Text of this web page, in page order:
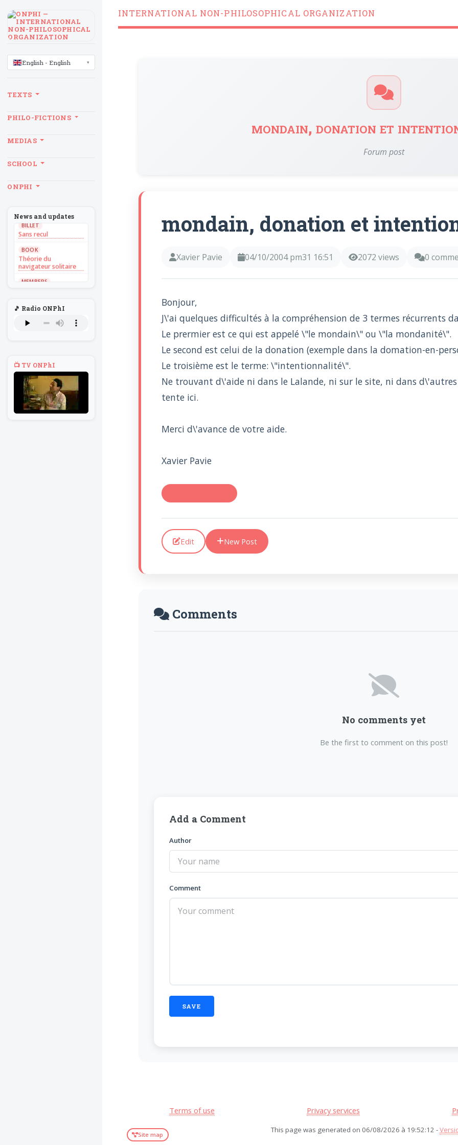
INTERNATIONAL NON-PHILOSOPHICAL ORGANIZATION
mondain, donation et
Forum post
mondain, donation et
Xavier Pavie 04/10/2004 pm31 16:51 2072 views 0
Bonjour,
J\'ai quelques difficultés à la compréhension de 3 termes récurrents
Le prermier est ce qui est appelé \"le mondain\" ou \"la mondanité\".
Le second est celui de la donation (exemple dans la domation-en-
Le troisième est le terme: \"intentionnalité\".
Ne trouvant d\'aide ni dans le Lalande, ni sur le site, ni dans
tente ici.
Merci d\'avance de votre aide.
Xavier Pavie
Edit New Post
Comments
No comments yet
Be the first to comment on this post!
Add a Comment
Author
Comment
Terms of use Privacy services
This page was generated on 06/08/2026 à 19:52:12 -
LANGUAGE
English - English
TEXTS
PHILO-FICTIONS
MEDIAS
SCHOOL
ONPHI
News and updates
BILLET
Sans recul
BOOK
Théorie du
navigateur solitaire
MEMBERS
Introduire
l'hypothèse en
philosophie
BILLET
Sans recul
BOOK
Théorie du
navigateur solitaire
🎵 Radio ONPhI
📺 TV ONPhI
Site map